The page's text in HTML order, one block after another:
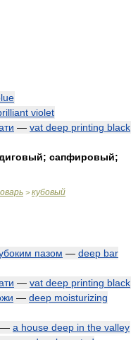
violet
— vat deep printing black
сапфировый;
> кубовый
пазом — deep bar
— vat deep printing black
— deep moisturizing
— a house deep in the valley